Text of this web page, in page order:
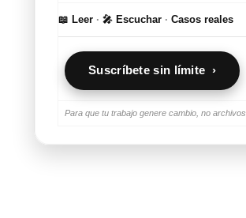
📖 Leer · 🎤 Escuchar · Casos reales
Suscríbete sin límite ›
Para que tu trabajo genere cambio, no archivos.